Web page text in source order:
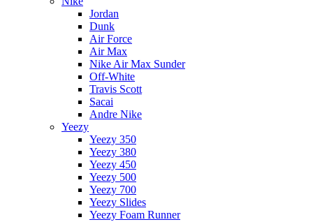
Jordan
Dunk
Air Force
Air Max
Nike Air Max Sunder
Off-White
Travis Scott
Sacai
Andre Nike
Yeezy
Yeezy 350
Yeezy 380
Yeezy 450
Yeezy 500
Yeezy 700
Yeezy Slides
Yeezy Foam Runner